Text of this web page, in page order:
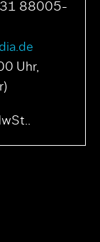
88005-
Uhr,